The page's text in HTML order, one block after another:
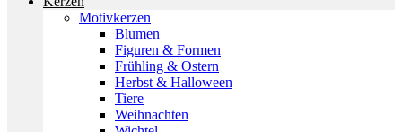
Motivkerzen
Blumen
Figuren & Formen
Frühling & Ostern
Herbst & Halloween
Tiere
Weihnachten